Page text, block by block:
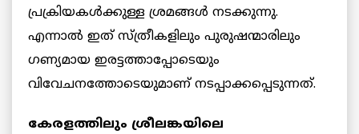
പ്രക്രിയകൾക്കുള്ള ശ്രമങ്ങൾ നടക്കുന്നു.
എന്നാൽ ഇത് സ്ത്രീകളിലും പുരുഷന്മാരിലും
ഗണ്യമായ ഇരട്ടത്താപ്പോടെയും
വിവേചനത്തോടെയുമാണ് നടപ്പാക്കപ്പെടുന്നത്.
കേരളത്തിലും ശ്രീലങ്കയിലെ